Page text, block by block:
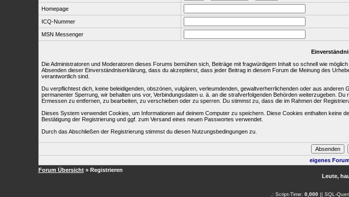
Homepage
ICQ-Nummer
MSN Messenger
Die Administratoren und Moderatoren dieses Forums bemühen sich, Beiträge mit fragwürdigem Inhalt so schnell wie
Absenden dieser Einverständniserklärung, dass du akzeptierst, dass jeder Beitrag in diesem Forum die Meinung des
verantwortlich sind.
Du verpflichtest dich, keine beleidigenden, obszönen, vulgären, verleumdenden, gewaltverherrlichenden oder aus
permanenter Sperrung, wir behalten uns vor, Verbindungsdaten u. ä. an die strafverfolgenden Behörden weiterzugeben.
Ermessen zu entfernen, zu bearbeiten, zu verschieben oder zu sperren. Du stimmst zu, dass die im Rahmen der
Dieses System verwendet Cookies, um Informationen auf deinem Computer zu speichern. Diese Cookies enthalten
Bestätigung der Registrierung und ggf. zum Versand eines neuen Passwortes verwendet.
Durch das Abschließen der Registrierung stimmst du diesen Nutzungsbedingungen zu.
eigenes
Forum Übersicht» Registrieren
Leute,
.: Script-Time: 0,000|| SQL-